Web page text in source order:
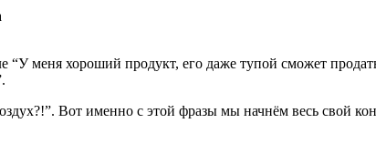
“У меня хороший продукт, его даже тупой сможет
Вот именно с этой фразы мы начнём весь свой